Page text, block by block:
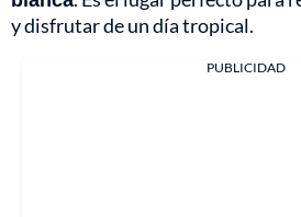
y disfrutar de un día tropical.
PUBLICIDAD